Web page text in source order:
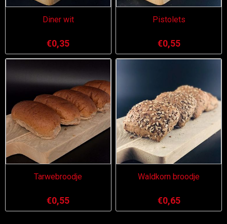
Diner wit
€0,35
Pistolets
€0,55
Tarwebroodje
€0,55
Waldkorn broodje
€0,65